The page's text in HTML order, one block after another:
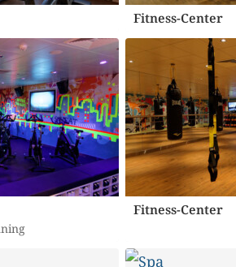
Fitness-Center
Fitness-Center